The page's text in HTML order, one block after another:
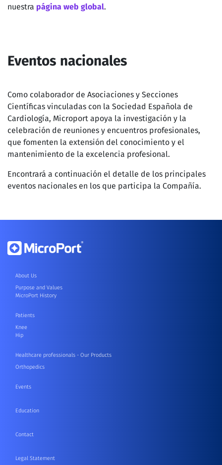
nuestra página web global.
Eventos nacionales
Como colaborador de Asociaciones y Secciones
Científicas vinculadas con la Sociedad Española de
Cardiología, Microport apoya la investigación y la
celebración de reuniones y encuentros profesionales,
que fomenten la extensión del conocimiento y el
mantenimiento de la excelencia profesional.
Encontrará a continuación el detalle de los principales
eventos nacionales en los que participa la Compañía.
About Us
Purpose and Values
MicroPort History
Patients
Knee
Hip
Healthcare professionals - Our Products
Orthopedics
Events
Education
Contact
Legal Statement